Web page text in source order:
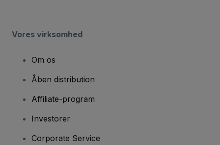
Vores virksomhed
Om os
Åben distribution
Affiliate-program
Investorer
Corporate Service